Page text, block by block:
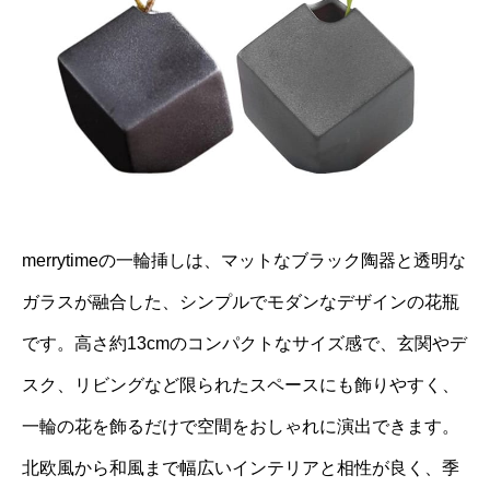
merrytimeの一輪挿しは、マットなブラック陶器と透明な
ガラスが融合した、シンプルでモダンなデザインの花瓶
です。高さ約13cmのコンパクトなサイズ感で、玄関やデ
スク、リビングなど限られたスペースにも飾りやすく、
一輪の花を飾るだけで空間をおしゃれに演出できます。
北欧風から和風まで幅広いインテリアと相性が良く、季